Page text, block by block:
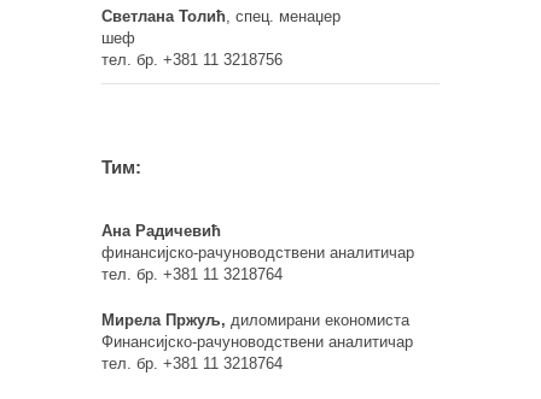
Светлана Толић, спец. менаџер
шеф
тел. бр. +381 11 3218756
Тим:
Ана Радичевић
финансијско-рачуноводствени аналитичар
тел. бр. +381 11 3218764
Мирела Пржуљ, диломирани економиста
Финансијско-рачуноводствени аналитичар
тел. бр. +381 11 3218764